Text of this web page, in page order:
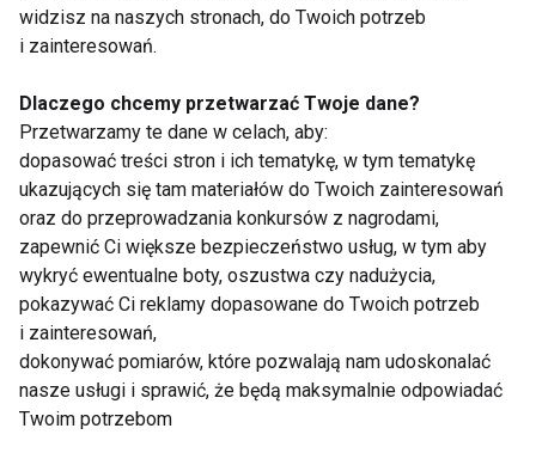
Holistyczne podejście
do zdrowia w
Suplementy diety
Czy warto stosować
suplementy diety?
Rok 2024:
widzisz na naszych stronach, do Twoich potrzeb
i zainteresowań.
Dlaczego chcemy przetwarzać Twoje dane?
Przetwarzamy te dane w celach, aby:
dopasować treści stron i ich tematykę, w tym tematykę
ukazujących się tam materiałów do Twoich zainteresowań
oraz do przeprowadzania konkursów z nagrodami,
zapewnić Ci większe bezpieczeństwo usług, w tym aby
wykryć ewentualne boty, oszustwa czy nadużycia,
pokazywać Ci reklamy dopasowane do Twoich potrzeb
i zainteresowań,
dokonywać pomiarów, które pozwalają nam udoskonalać
nasze usługi i sprawić, że będą maksymalnie odpowiadać
Twoim potrzebom